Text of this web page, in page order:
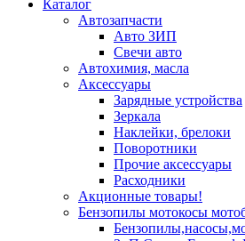
Каталог
Автозапчасти
Авто ЗИП
Свечи авто
Автохимия, масла
Аксессуары
Зарядные устройства
Зеркала
Наклейки, брелоки
Поворотники
Прочие аксессуары
Расходники
Акционные товары!
Бензопилы мотокосы